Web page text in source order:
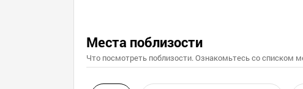
Места поблизости
Что посмотреть поблизости. Ознакомьтесь со списком